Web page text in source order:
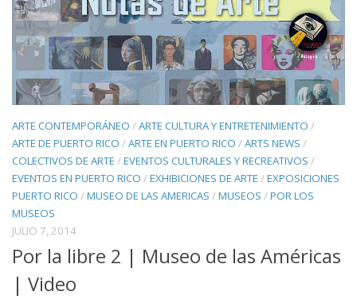
ARTE CONTEMPORÁNEO /ARTE CULTURA Y ENTRETENIMIENTO /
ARTE DE PUERTO RICO /ARTE EN PUERTO RICO /ARTS NEWS /
COLECTIVOS DE ARTE /EVENTOS CULTURALES Y RECREATIVOS /
EVENTOS EN PUERTO RICO /EXHIBICIONES DE ARTE /EXPOSICIONES
PUERTO RICO /MUSEO DE LAS AMERICAS /MUSEOS /POR LOS
MUSEOS
JULIO 7, 2014
Por la libre 2 | Museo de las Américas
| Video